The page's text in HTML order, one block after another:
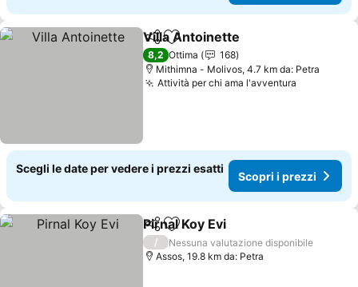
CondividiAggiungi ai preferiti
Villa Antoinette
8,2 Ottima
168
Mithimna - Molivos, 4.7 km da: Petra
Attività per chi ama l'avventura
Scegli le date per vedere i prezzi esatti
Scopri i prezzi
CondividiAggiungi ai preferiti
Pirnal Koy Evi
/
Nessuna valutazione disponibile
Assos, 19.8 km da: Petra